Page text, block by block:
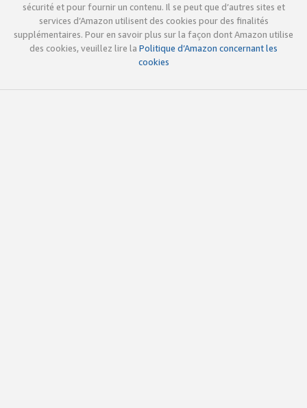
sécurité et pour fournir un contenu. Il se peut que d’autres sites et
services d’Amazon utilisent des cookies pour des finalités
supplémentaires. Pour en savoir plus sur la façon dont Amazon utilise
des cookies, veuillez lire la Politique d’Amazon concernant les
cookies